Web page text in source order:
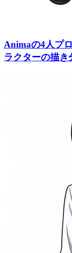
Animaの4人プ
ラクターの描き